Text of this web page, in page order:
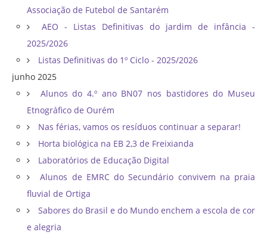
Associação de Futebol de Santarém
AEO - Listas Definitivas do jardim de infância -
2025/2026
Listas Definitivas do 1º Ciclo - 2025/2026
junho 2025
Alunos do 4.º ano BN07 nos bastidores do Museu
Etnográfico de Ourém
Nas férias, vamos os resíduos continuar a separar!
Horta biológica na EB 2,3 de Freixianda
Laboratórios de Educação Digital
Alunos de EMRC do Secundário convivem na praia
fluvial de Ortiga
Sabores do Brasil e do Mundo enchem a escola de cor
e alegria